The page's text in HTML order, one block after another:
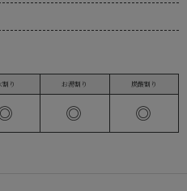
割り お湯割り
◎
炭酸割り
◎